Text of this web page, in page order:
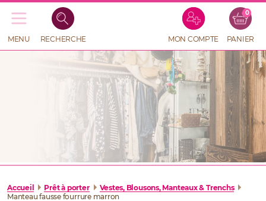
Recherche
de
MENU RECHERCHE MON COMPTE PANIER
0
RECHERCHE
DE
PRODUITS
Accueil Prêt à porter
Vestes, Blousons, Manteaux & Trenchs
Manteau fausse fourrure marron